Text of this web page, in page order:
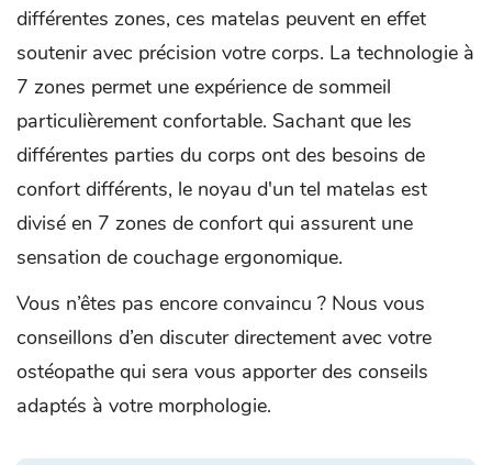
différentes zones, ces matelas peuvent en effet
soutenir avec précision votre corps. La technologie à
7 zones permet une expérience de sommeil
particulièrement confortable. Sachant que les
différentes parties du corps ont des besoins de
confort différents, le noyau d'un tel matelas est
divisé en 7 zones de confort qui assurent une
sensation de couchage ergonomique.
Vous n’êtes pas encore convaincu ? Nous vous
conseillons d’en discuter directement avec votre
ostéopathe qui sera vous apporter des conseils
adaptés à votre morphologie.